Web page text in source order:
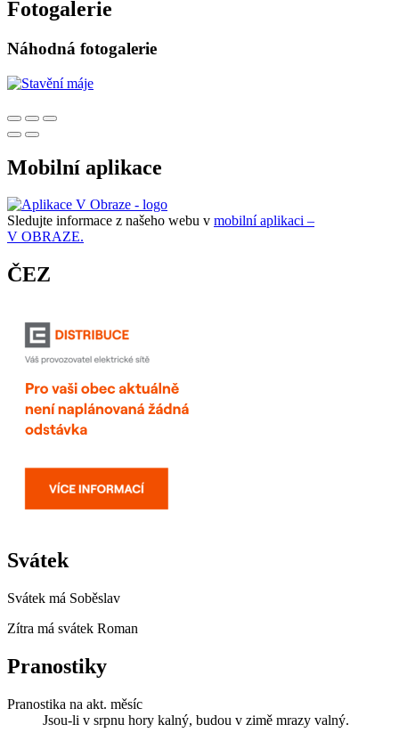
Fotogalerie
Náhodná fotogalerie
Mobilní aplikace
Sledujte informace z našeho webu v mobilní aplikaci –
V OBRAZE.
ČEZ
Svátek
Svátek má Soběslav
Zítra má svátek Roman
Pranostiky
Pranostika na akt. měsíc
Jsou-li v srpnu hory kalný, budou v zimě mrazy valný.